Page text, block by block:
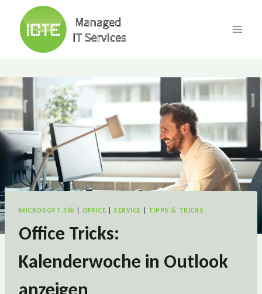
content
MICROSOFT 365 | OFFICE | SERVICE | TIPPS & TRICKS
Office Tricks:
Kalenderwoche in Outlook
anzeigen